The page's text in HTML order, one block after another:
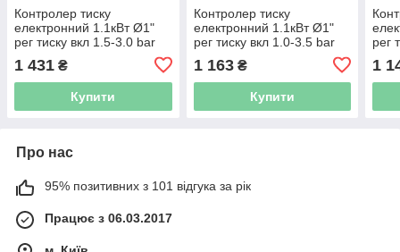
Контролер тиску
електронний 1.1кВт Ø1"
рег тиску вкл 1.5-3.0 bar
1 431 ₴
Купити
Контролер тиску
електронний 1.1кВт Ø1"
рег тиску вкл 1.0-3.5 bar
1 163₴
Купити
рег
1
Про нас
95% позитивних з 101 відгука за рік
Працює з 06.03.2017